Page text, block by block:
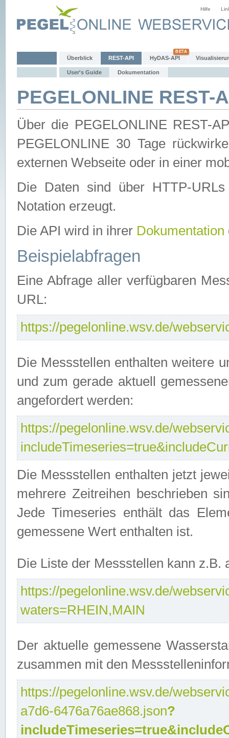
Hilfe
Überblick REST-API HyDAS-API
User's Guide Dokumentation
PEGELONLINE REST-
Über die PEGELONLINE REST-
PEGELONLINE 30 Tage
externen Webseite oder in einer
Die Daten sind über HTTP-
Notation erzeugt.
Die API wird in ihrer Dokumentation
Beispielabfragen
Eine Abfrage aller verfügbaren
URL:
https://pegelonline.wsv.de/
Die Messstellen enthalten weitere
und zum gerade aktuell
angefordert werden:
https://pegelonline.wsv.de/
Die Messstellen enthalten jetzt
mehrere Zeitreihen beschrieben
Jede Timeseries enthält das
gemessene Wert enthalten ist.
Die Liste der Messstellen kann
https://pegelonline.wsv.de/
waters=RHEIN,MAIN
Der aktuelle gemessene
zusammen mit den
https://pegelonline.wsv.de/
a7d6-6476a76ae868.json?